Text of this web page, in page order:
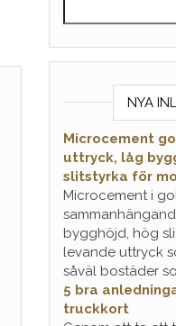
NYA
Microcement
uttryck, låg
slitstyrka för
Microcement i
bygghöjd, hög
levande uttryck
såväl bostäder
5 bra
truckkort